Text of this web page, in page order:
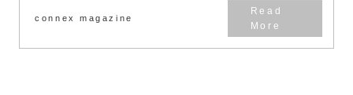
connex magazine